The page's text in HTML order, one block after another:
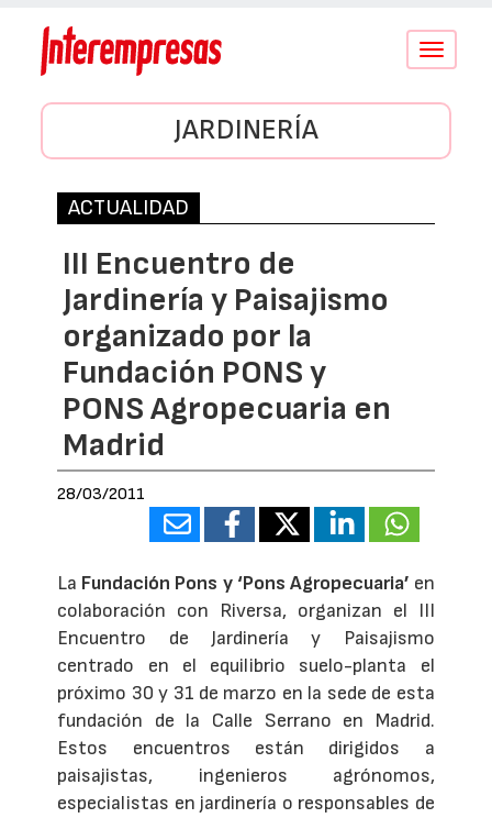
Conmutar
JARDINERÍA
ACTUALIDAD
III Encuentro de
Jardinería y Paisajismo
organizado por la
Fundación PONS y
PONS Agropecuaria en
Madrid
28/03/2011
La Fundación Pons y ‘Pons Agropecuaria’ en
colaboración con Riversa, organizan el III
Encuentro de Jardinería y Paisajismo
centrado en el equilibrio suelo-planta el
próximo 30 y 31 de marzo en la sede de esta
fundación de la Calle Serrano en Madrid.
Estos encuentros están dirigidos a
paisajistas, ingenieros agrónomos,
especialistas en jardinería o responsables de